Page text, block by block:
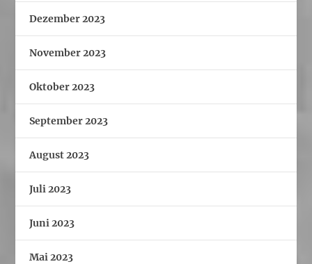
Dezember 2023
November 2023
Oktober 2023
September 2023
August 2023
Juli 2023
Juni 2023
Mai 2023